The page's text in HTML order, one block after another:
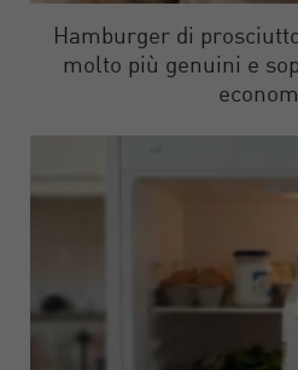
Hamburger di
molto più genuini e